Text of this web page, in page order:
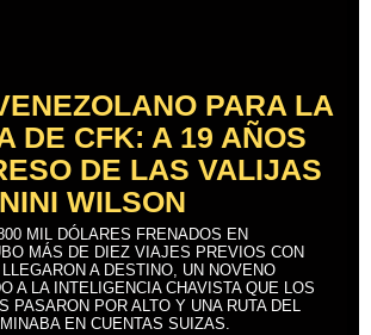
PARA LA
DE CFK: A 19 AÑOS
DE LAS VALIJAS
WILSON
MIL DÓLARES FRENADOS EN
MÁS DE DIEZ VIAJES PREVIOS CON
A DESTINO, UN NOVENO
A LA INTELIGENCIA CHAVISTA QUE LOS
PASARON POR ALTO Y UNA RUTA DEL
EN CUENTAS SUIZAS.